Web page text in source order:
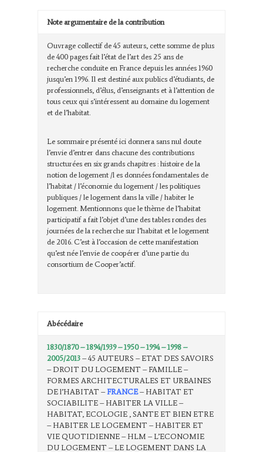
Note argumentaire de la contribution
Ouvrage collectif de 45 auteurs, cette somme de plus
de 400 pages fait l’état de l’art des 25 ans de
recherche conduite en France depuis les années 1960
jusqu’en 1996. Il est destiné aux publics d’étudiants, de
professionnels, d’élus, d’enseignants et à l’attention de
tous ceux qui s’intéressent au domaine du logement
et de l’habitat.
Le sommaire présenté ici donnera sans nul doute
l’envie d’entrer dans chacune des contributions
structurées en six grands chapitres : histoire de la
notion de logement /l es données fondamentales de
l’habitat / l’économie du logement / les politiques
publiques / le logement dans la ville / habiter le
logement. Mentionnons que le thème de l’habitat
participatif a fait l’objet d’une des tables rondes des
journées de la recherche sur l’habitat et le logement
de 2016. C’est à l’occasion de cette manifestation
qu’est née l’envie de coopérer d’une partie du
consortium de Cooper’actif.
Abécédaire
1830/1870 – 1894/1939 – 1950 – 1994 – 1998 –
2005/2013 – 45 AUTEURS – ETAT DES SAVOIRS
– DROIT DU LOGEMENT – FAMILLE –
FORMES ARCHITECTURALES ET URBAINES
DE l’HABITAT –FRANCE – HABITAT ET
SOCIABILITE – HABITER LA VILLE –
HABITAT, ECOLOGIE , SANTE ET BIEN ETRE
– HABITER LE LOGEMENT – HABITER ET
VIE QUOTIDIENNE – HLM – L’ECONOMIE
DU LOGEMENT – LE LOGEMENT DANS LA